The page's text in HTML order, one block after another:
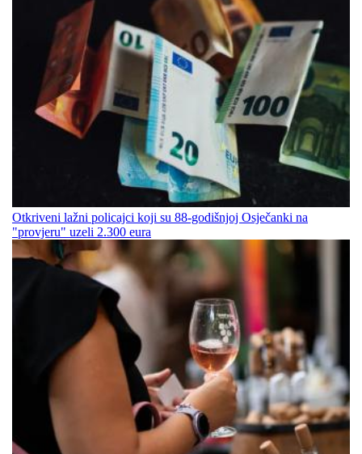
Otkriveni lažni policajci koji su 88-godišnjoj Osječanki na
"provjeru" uzeli 2.300 eura